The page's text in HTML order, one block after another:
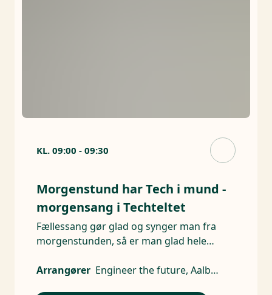
KL. 09:00 - 09:30
Morgenstund har Tech i mund -
morgensang i Techteltet
Fællessang gør glad og synger man fra
morgenstunden, så er man glad hele
Arrangører
Engineer the future, Aalborg Universitet - AAU, Ingeniørforeningen, IDA, DTU, Syddansk Universitet, AU Technical Sciences